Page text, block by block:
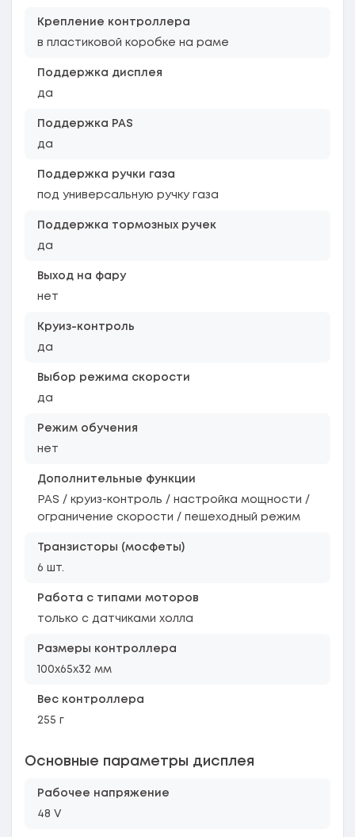
Крепление контроллера
в пластиковой коробке на раме
Поддержка дисплея
да
Поддержка PAS
да
Поддержка ручки газа
под универсальную ручку газа
Поддержка тормозных ручек
да
Выход на фару
нет
Круиз-контроль
да
Выбор режима скорости
да
Режим обучения
нет
Дополнительные функции
PAS / круиз-контроль / настройка мощности /
ограничение скорости / пешеходный режим
Транзисторы (мосфеты)
6 шт.
Работа с типами моторов
только с датчиками холла
Размеры контроллера
100x65x32 мм
Вес контроллера
255 г
Основные параметры дисплея
Рабочее напряжение
48 V